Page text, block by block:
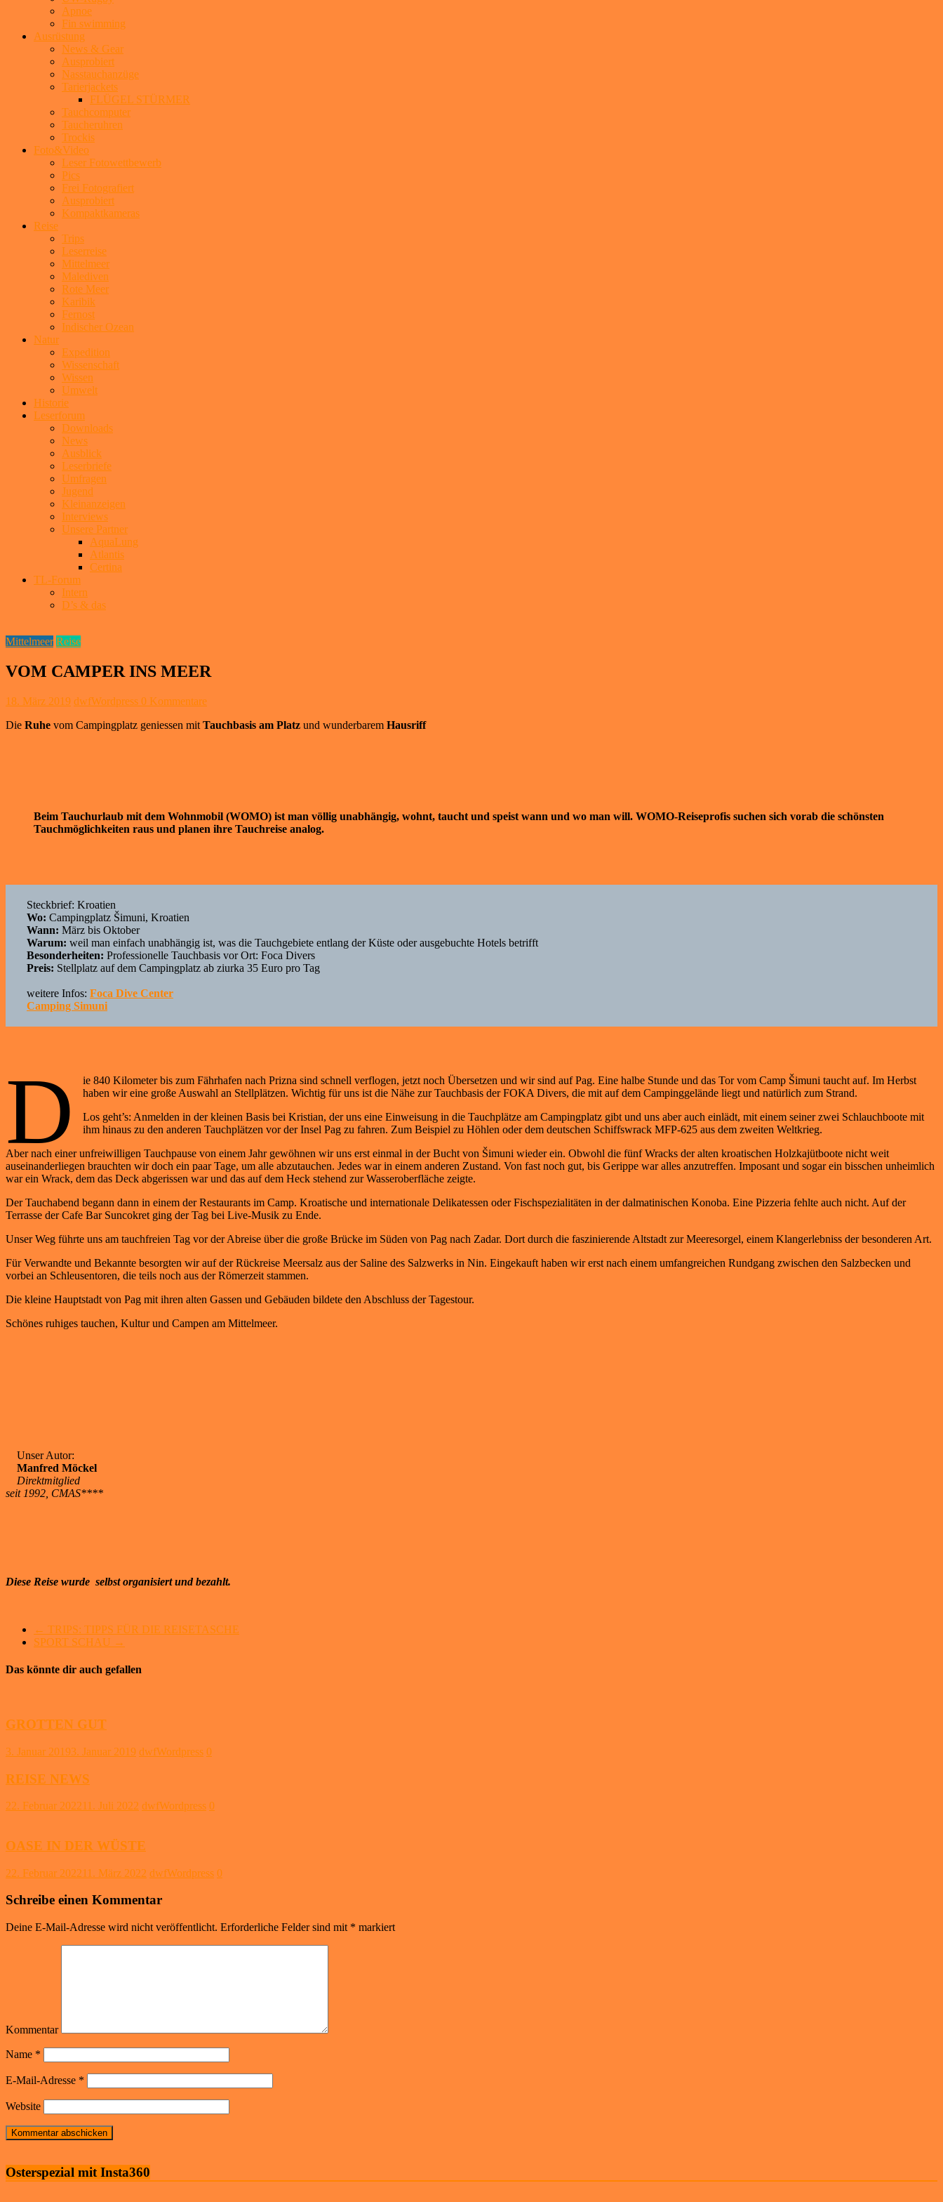
Apnoe
Fin swimming
Ausrüstung
News & Gear
Ausprobiert
Nasstauchanzüge
Tarierjackets
FLÜGEL STÜRMER
Tauchcomputer
Taucheruhren
Trockis
Foto&Video
Leser Fotowettbewerb
Pics
Frei Fotografiert
Ausprobiert
Kompaktkameras
Reise
Trips
Leserreise
Mittelmeer
Malediven
Rote Meer
Karibik
Fernost
Indischer Ozean
Natur
Expedition
Wissenschaft
Wissen
Umwelt
Historie
Leserforum
Downloads
News
Ausblick
Leserbriefe
Umfragen
Jugend
Kleinanzeigen
Interviews
Unsere Partner
AquaLung
Atlantis
Certina
TL-Forum
Intern
D’s & das
Mittelmeer Reise
VOM CAMPER INS MEER
18. März 2019 dwfWordpress 0 Kommentare
Die Ruhe vom Campingplatz geniessen mit Tauchbasis am Platz und wunderbarem Hausriff
Beim Tauchurlaub mit dem Wohnmobil (WOMO) ist man völlig unabhängig, wohnt, taucht und speist wann und wo man will. WOMO-Reiseprofis suchen sich vorab die schönsten
Tauchmöglichkeiten raus und planen ihre Tauchreise analog.
Steckbrief: Kroatien
Wo: Campingplatz Šimuni, Kroatien
Wann: März bis Oktober
Warum: weil man einfach unabhängig ist, was die Tauchgebiete entlang der Küste oder ausgebuchte Hotels betrifft
Besonderheiten: Professionelle Tauchbasis vor Ort: Foca Divers
Preis: Stellplatz auf dem Campingplatz ab ziurka 35 Euro pro Tag
weitere Infos: Foca Dive Center
Camping Simuni
D
ie 840 Kilometer bis zum Fährhafen nach Prizna sind schnell verflogen, jetzt noch Übersetzen und wir sind auf Pag. Eine halbe Stunde und das Tor vom Camp Šimuni taucht auf. Im Herbst
haben wir eine große Auswahl an Stellplätzen. Wichtig für uns ist die Nähe zur Tauchbasis der FOKA Divers, die mit auf dem Campinggelände liegt und natürlich zum Strand.
Los geht’s: Anmelden in der kleinen Basis bei Kristian, der uns eine Einweisung in die Tauchplätze am Campingplatz gibt und uns aber auch einlädt, mit einem seiner zwei Schlauchboote mit
ihm hinaus zu den anderen Tauchplätzen vor der Insel Pag zu fahren. Zum Beispiel zu Höhlen oder dem deutschen Schiffswrack MFP-625 aus dem zweiten Weltkrieg.
Aber nach einer unfreiwilligen Tauchpause von einem Jahr gewöhnen wir uns erst einmal in der Bucht von Šimuni wieder ein. Obwohl die fünf Wracks der alten kroatischen Holzkajütboote nicht weit
auseinanderliegen brauchten wir doch ein paar Tage, um alle abzutauchen. Jedes war in einem anderen Zustand. Von fast noch gut, bis Gerippe war alles anzutreffen. Imposant und sogar ein bisschen unheimlich
war ein Wrack, dem das Deck abgerissen war und das auf dem Heck stehend zur Wasseroberfläche zeigte.
Der Tauchabend begann dann in einem der Restaurants im Camp. Kroatische und internationale Delikatessen oder Fischspezialitäten in der dalmatinischen Konoba. Eine Pizzeria fehlte auch nicht. Auf der
Terrasse der Cafe Bar Suncokret ging der Tag bei Live-Musik zu Ende.
Unser Weg führte uns am tauchfreien Tag vor der Abreise über die große Brücke im Süden von Pag nach Zadar. Dort durch die faszinierende Altstadt zur Meeresorgel, einem Klangerlebniss der besonderen Art.
Für Verwandte und Bekannte besorgten wir auf der Rückreise Meersalz aus der Saline des Salzwerks in Nin. Eingekauft haben wir erst nach einem umfangreichen Rundgang zwischen den Salzbecken und
vorbei an Schleusentoren, die teils noch aus der Römerzeit stammen.
Die kleine Hauptstadt von Pag mit ihren alten Gassen und Gebäuden bildete den Abschluss der Tagestour.
Schönes ruhiges tauchen, Kultur und Campen am Mittelmeer.
Unser Autor:
Manfred Möckel
Direktmitglied
seit 1992, CMAS****
Diese Reise wurde selbst organisiert und bezahlt.
← TRIPS: TIPPS FÜR DIE REISETASCHE
SPORT SCHAU →
Das könnte dir auch gefallen
GROTTEN GUT
3. Januar 20193. Januar 2019 dwfWordpress 0
REISE NEWS
22. Februar 202211. Juli 2022 dwfWordpress 0
OASE IN DER WÜSTE
22. Februar 202211. März 2022 dwfWordpress 0
Schreibe einen Kommentar
Deine E-Mail-Adresse wird nicht veröffentlicht. Erforderliche Felder sind mit * markiert
Kommentar
Name *
E-Mail-Adresse *
Website
Osterspezial mit Insta360